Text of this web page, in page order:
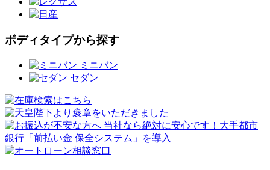
ボディタイプから探す
ミニバン
セダン